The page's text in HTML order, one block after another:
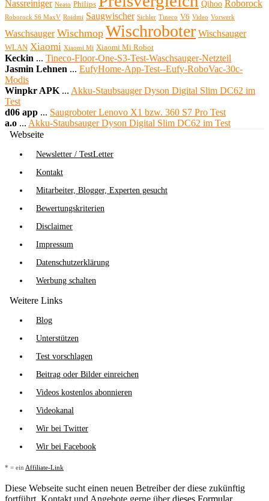
Nassreiniger Neato Philips Qihoo Roborock
Roborock S6 MaxV Roidmi Saugwischer Sichler Tineco V6 Video Vorwerk
Waschsauger Wischmop Wischroboter Wischsauger
WLAN Xiaomi Xiaomi Mi Xiaomi Mi Robot
Keckin ... Tineco-Floor-One-S3-Test-Waschsauger-Netzteil
Jasmin Lehnen ... EufyHome-App-Test--Eufy-RoboVac-30c-
Modis
Winpkr APK ... Akku-Staubsauger Dyson Digital Slim DC62 im
Test
d06 app ... Saugroboter Lenovo X1 bzw. 360 S7 Pro Test
a.o ... Akku-Staubsauger Dyson Digital Slim DC62 im Test
Webseite
Newsletter / TestLetter
Kontakt
Mitarbeiter, Blogger, Experten gesucht
Bewertungskriterien
Disclaimer
Impressum
Datenschutzerklärung
Werbung schalten
Weitere Links
Blog
Unterstützen
Test vorschlagen
Beitrag oder Bilder einreichen
Videos kostenlos abonnieren
Videokanal
Wir bei Twitter
Wir bei Facebook
* = ein Affiliate-Link
Diese Webseite sucht einen neuen Betreiber der diese zukünftig
fortführt. Kontakt und Angebote gerne überdieses Formular.